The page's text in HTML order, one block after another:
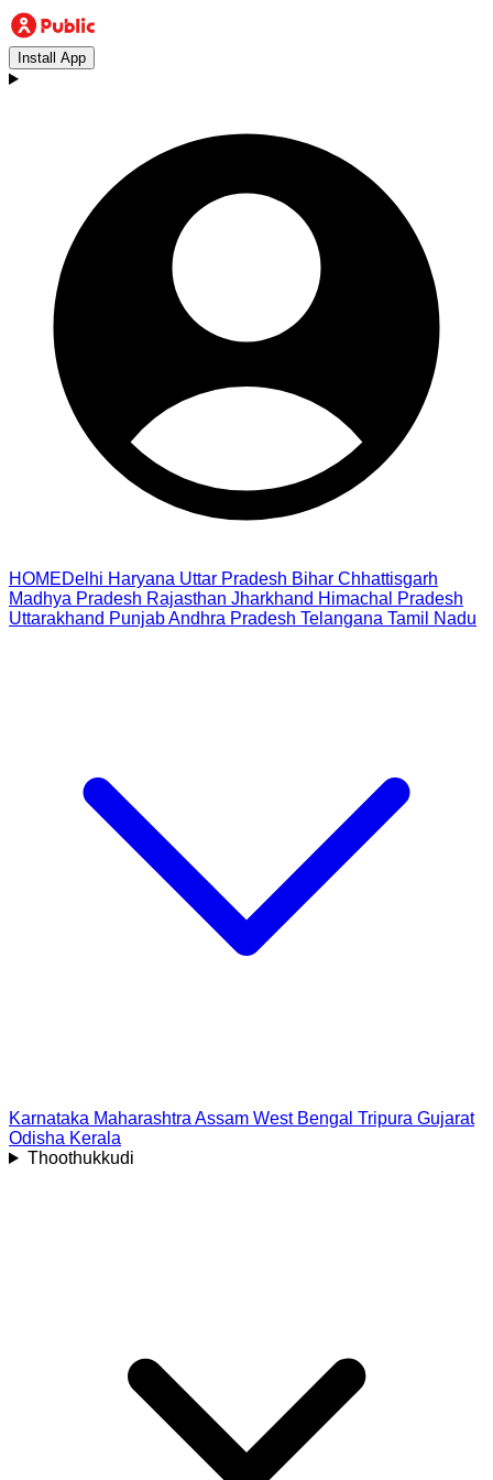
Install App
HOMEDelhi Haryana Uttar Pradesh Bihar Chhattisgarh
Madhya Pradesh Rajasthan Jharkhand Himachal Pradesh
Uttarakhand PunjabAndhra Pradesh Telangana Tamil Nadu
Karnataka Maharashtra Assam West Bengal Tripura Gujarat
Odisha Kerala
Thoothukkudi